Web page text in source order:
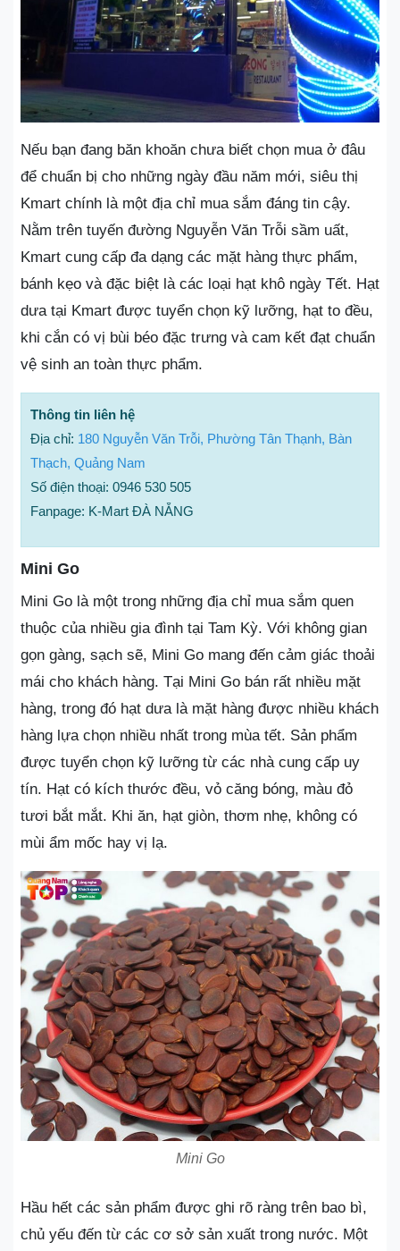
Nếu bạn đang băn khoăn chưa biết chọn mua ở đâu
để chuẩn bị cho những ngày đầu năm mới, siêu thị
Kmart chính là một địa chỉ mua sắm đáng tin cậy.
Nằm trên tuyến đường Nguyễn Văn Trỗi sầm uất,
Kmart cung cấp đa dạng các mặt hàng thực phẩm,
bánh kẹo và đặc biệt là các loại hạt khô ngày Tết. Hạt
dưa tại Kmart được tuyển chọn kỹ lưỡng, hạt to đều,
khi cắn có vị bùi béo đặc trưng và cam kết đạt chuẩn
vệ sinh an toàn thực phẩm.
Thông tin liên hệ
Địa chỉ: 180 Nguyễn Văn Trỗi, Phường Tân Thạnh, Bàn
Thạch, Quảng Nam
Số điện thoại: 0946 530 505
Fanpage: K-Mart ĐÀ NẴNG
Mini Go
Mini Go là một trong những địa chỉ mua sắm quen
thuộc của nhiều gia đình tại Tam Kỳ. Với không gian
gọn gàng, sạch sẽ, Mini Go mang đến cảm giác thoải
mái cho khách hàng. Tại Mini Go bán rất nhiều mặt
hàng, trong đó hạt dưa là mặt hàng được nhiều khách
hàng lựa chọn nhiều nhất trong mùa tết. Sản phẩm
được tuyển chọn kỹ lưỡng từ các nhà cung cấp uy
tín. Hạt có kích thước đều, vỏ căng bóng, màu đỏ
tươi bắt mắt. Khi ăn, hạt giòn, thơm nhẹ, không có
mùi ẩm mốc hay vị lạ.
Mini Go
Hầu hết các sản phẩm được ghi rõ ràng trên bao bì,
chủ yếu đến từ các cơ sở sản xuất trong nước. Một